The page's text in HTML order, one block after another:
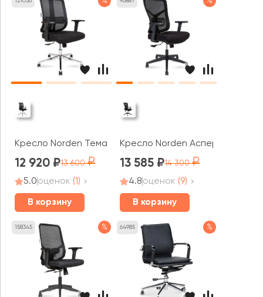
Кресло Norden Тема Хром / Tema Сhrome 2D LB
12 920 13 600
5.0оценок (1)
В корзину
Кресло Norden Аспер LB /
13 585 14 300
4.8оценок (9)
В корзину
158345 % 64985 %